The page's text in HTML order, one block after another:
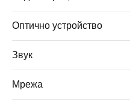
Оптично устройство
Звук
Мрежа